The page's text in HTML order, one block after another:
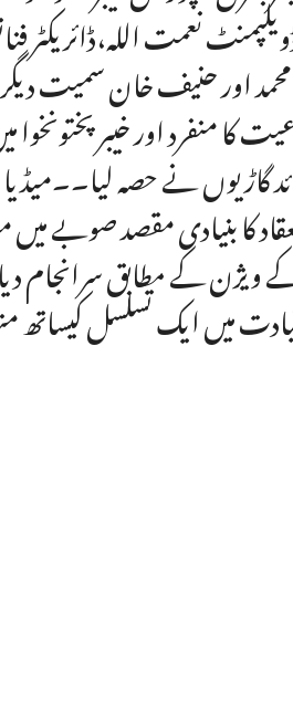
ڈویلپمنٹ نعمت
محمد اور حنیف خان سمیت
کا منفرد اور
گاڑیوں نے حصہ
کا بنیادی مقصد صوبے میں
کے ویژن کے مطابق سرانجام
میں ایک تسلسل کیساتھ